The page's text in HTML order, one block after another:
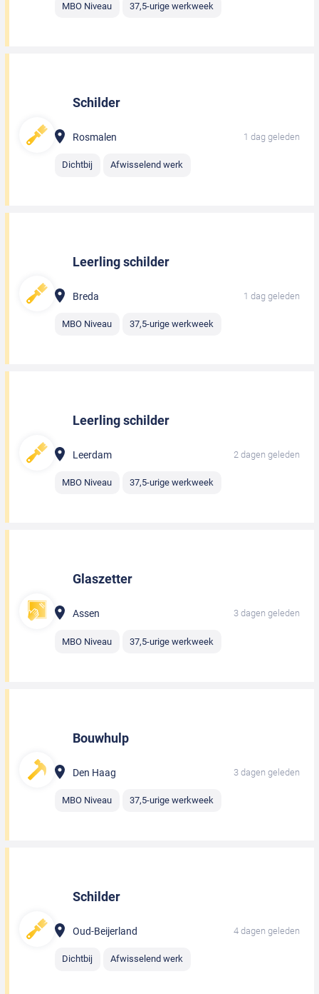
MBO Niveau 37,5-urige werkweek
Schilder
Rosmalen 1 dag geleden
Dichtbij Afwisselend werk
Leerling schilder
Breda 1 dag geleden
MBO Niveau 37,5-urige werkweek
Leerling schilder
Leerdam 2 dagen geleden
MBO Niveau 37,5-urige werkweek
Glaszetter
Assen 3 dagen geleden
MBO Niveau 37,5-urige werkweek
Bouwhulp
Den Haag 3 dagen geleden
MBO Niveau 37,5-urige werkweek
Schilder
Oud-Beijerland 4 dagen geleden
Dichtbij Afwisselend werk